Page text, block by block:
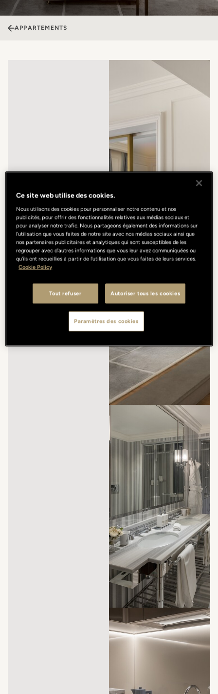
APPARTEMENTS
Ce site web utilise des cookies.
Nous utilisons des cookies pour personnaliser notre contenu et nos
publicités, pour offrir des fonctionnalités relatives aux médias sociaux et
pour analyser notre trafic. Nous partageons également des informations sur
l'utilisation que vous faites de notre site avec nos médias sociaux ainsi que
nos partenaires publicitaires et analytiques qui sont susceptibles de les
regrouper avec d'autres informations que vous leur avez communiquées ou
qu'ils ont recueillies à partir de l'utilisation que vous faites de leurs services.
Cookie Policy
Tout refuser Autoriser tous les cookies
Paramètres des cookies